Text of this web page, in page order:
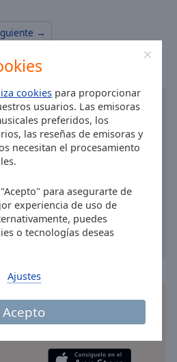
cookies para proporcionar
usuarios. Las emisoras
preferidos, los
las reseñas de emisoras y
necesitan el procesamiento
para asegurarte de
experiencia de uso de
puedes
o tecnologías deseas
Acepto
Ajustes
→
Online Radio Box para
sus estaciones de radio en